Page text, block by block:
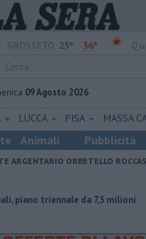
25° 36°
09 Agosto 2026
LUCCA PISA MASSA
Animali Pubblicità
ARGENTARIO ORBETELLO
da 7,5 milioni ​Tutte le